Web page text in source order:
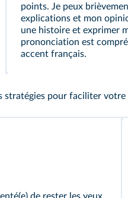
points. Je peux
explications et mon
une histoire et exprimer
prononciation est
accent français.
stratégies pour faciliter